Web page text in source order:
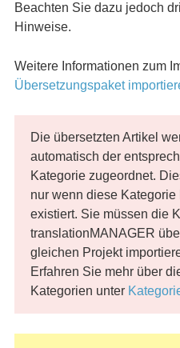
Beachten Sie dazu jedoch
Hinweise.
Weitere Informationen zum
Übersetzungspaket
Die übersetzten Artikel
automatisch der
Kategorie zugeordnet.
nur wenn diese
existiert. Sie müssen die
translationMANAGER
gleichen Projekt
Erfahren Sie mehr über
Kategorien unter